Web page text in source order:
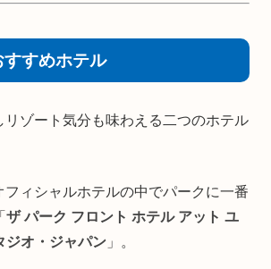
すめホテル
リゾート気分も味わえる二つのホテル
ィシャルホテルの中でパークに一番
ザ パーク フロント ホテル アット ユ
ジオ・ジャパン 」。